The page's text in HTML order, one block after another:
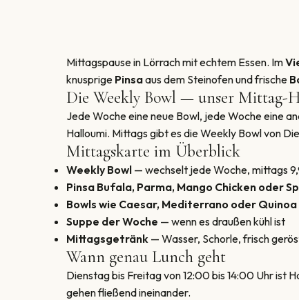
Mittagspause in Lörrach mit echtem Essen. Im
knusprige Pinsaaus dem Steinofen und frische
Die Weekly Bowl — unser Mittag-
Jede Woche eine neue Bowl, jede Woche eine
Halloumi. Mittags gibt es die Weekly Bowl von
Mittagskarte im Überblick
Weekly Bowl — wechselt jede Woche, mittags
Pinsa Bufala, Parma, Mango Chicken oder
Bowls wie Caesar, Mediterrano oder
Suppe der Woche — wenn es draußen kühl ist
Mittagsgetränk — Wasser, Schorle, frisch
Wann genau Lunch geht
Dienstag bis Freitag von 12:00 bis 14:00 Uhr ist
gehen fließend ineinander.